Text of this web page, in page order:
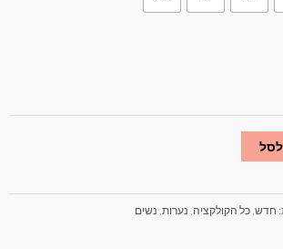
,כל הקולקציה,נערות,נשים